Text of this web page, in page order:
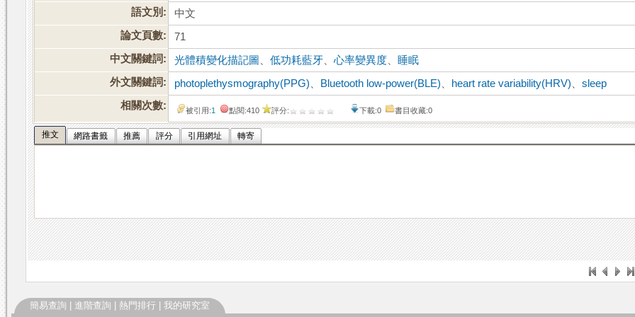
語文別:
中文
論文頁數:
71
中文關鍵詞:
光體積變化描記圖 、低功耗藍牙 、心率變異度
睡眠
外文關鍵詞:
photoplethysmography(PPG) Bluetooth low-power(BLE) heart rate variability(HRV) 、sleep
相關次數:
被引用:1 點閱:410 評分: 下載:0 書目收藏:0
推文 網路書籤 推薦 評分 引用網址 轉寄
簡易查詢 進階查詢 熱門排行 我的研究室